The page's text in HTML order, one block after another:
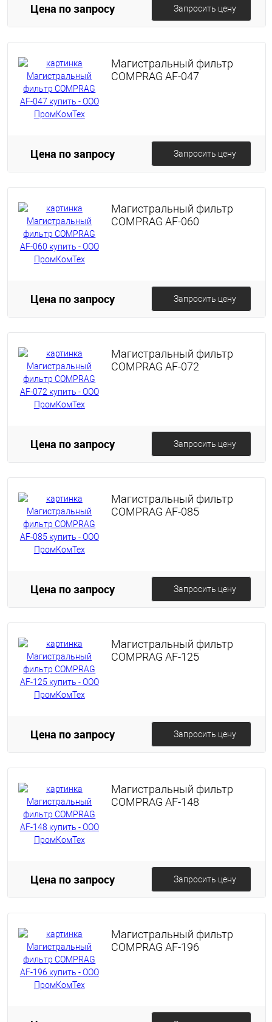
Цена по запросу Запросить цену
Магистральный фильтр
COMPRAG AF-047
Цена по запросу Запросить цену
Магистральный фильтр
COMPRAG AF-060
Цена по запросу Запросить цену
Магистральный фильтр
COMPRAG AF-072
Цена по запросу Запросить цену
Магистральный фильтр
COMPRAG AF-085
Цена по запросу Запросить цену
Магистральный фильтр
COMPRAG AF-125
Цена по запросу Запросить цену
Магистральный фильтр
COMPRAG AF-148
Цена по запросу Запросить цену
Магистральный фильтр
COMPRAG AF-196